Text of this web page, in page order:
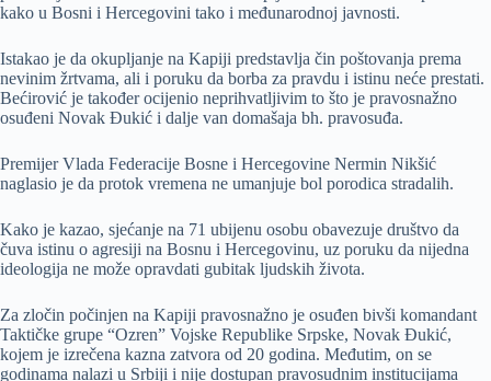
kako u Bosni i Hercegovini tako i međunarodnoj javnosti.
Istakao je da okupljanje na Kapiji predstavlja čin poštovanja prema
nevinim žrtvama, ali i poruku da borba za pravdu i istinu neće prestati.
Bećirović je također ocijenio neprihvatljivim to što je pravosnažno
osuđeni Novak Đukić i dalje van domašaja bh. pravosuđa.
Premijer Vlada Federacije Bosne i Hercegovine Nermin Nikšić
naglasio je da protok vremena ne umanjuje bol porodica stradalih.
Kako je kazao, sjećanje na 71 ubijenu osobu obavezuje društvo da
čuva istinu o agresiji na Bosnu i Hercegovinu, uz poruku da nijedna
ideologija ne može opravdati gubitak ljudskih života.
Za zločin počinjen na Kapiji pravosnažno je osuđen bivši komandant
Taktičke grupe “Ozren” Vojske Republike Srpske, Novak Đukić,
kojem je izrečena kazna zatvora od 20 godina. Međutim, on se
godinama nalazi u Srbiji i nije dostupan pravosudnim institucijama